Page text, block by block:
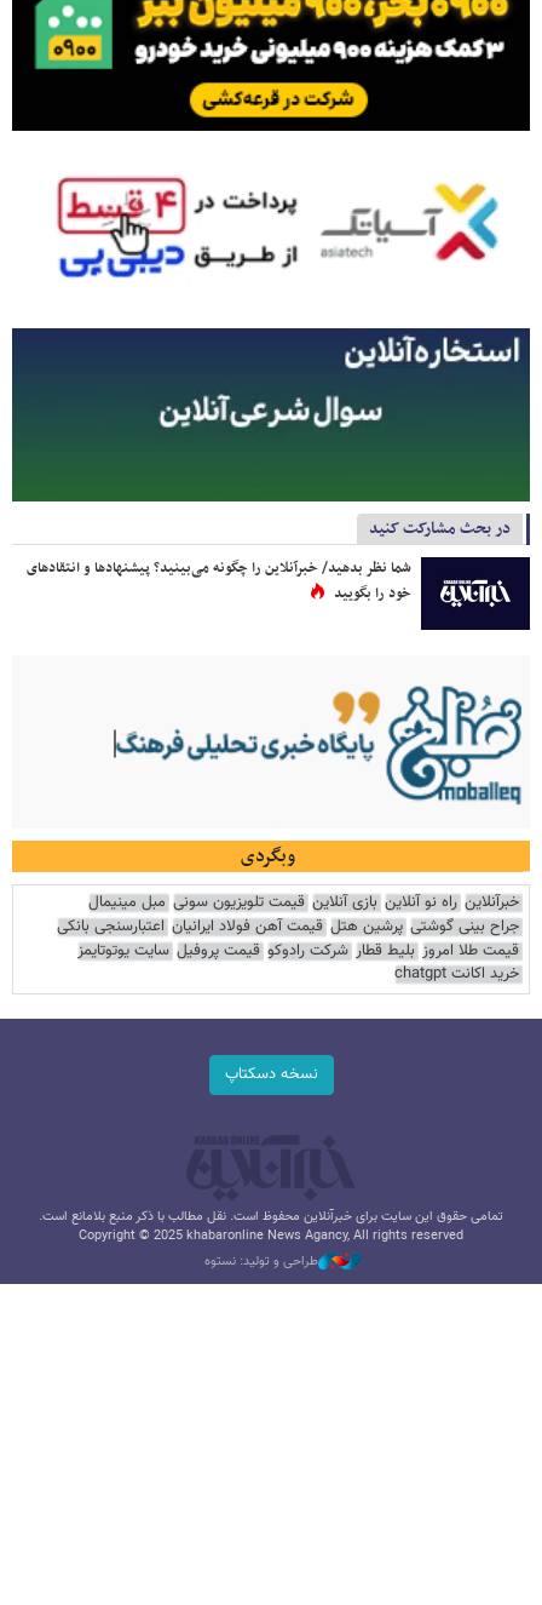
در بحث مشارکت کنید
شما نظر بدهید/ خبرآنلاین را چگونه می‌بینید؟ پیشنهادها و انتقادهای
خود را بگویید
وبگردی
خبرآنلاین راه نو آنلاین بازی آنلاین قیمت تلویزیون سونی مبل مینیمال
جراح بینی گوشتی پرشین هتل قیمت آهن فولاد ایرانیان اعتبارسنجی بانکی
قیمت طلا امروز بلیط قطار شرکت رادوکو قیمت پروفیل سایت یوتوتایمز
خرید اکانت chatgpt
نسخه دسکتاپ
تمامی حقوق این سایت برای خبرآنلاین محفوظ است. نقل مطالب با ذکر منبع بلامانع است.
Copyright © 2025 khabaronline News Agancy, All rights reserved
طراحی و تولید: نستوه